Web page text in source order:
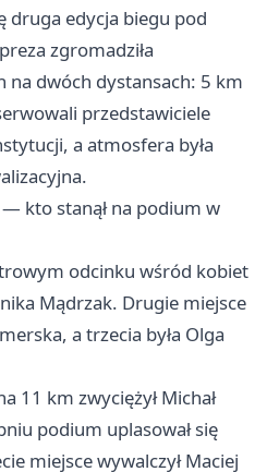
druga edycja biegu pod
zgromadziła
na dwóch dystansach: 5 km
przedstawiciele
a atmosfera była
kto stanął na podium w
odcinku wśród kobiet
Mądrzak. Drugie miejsce
a trzecia była Olga
11 km zwyciężył Michał
podium uplasował się
miejsce wywalczył Maciej